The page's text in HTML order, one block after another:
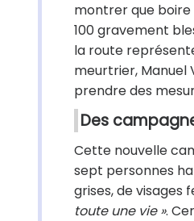
montrer que boire
100 gravement
la route
meurtrier, Manuel
prendre des
Des
Cette nouvelle
sept personnes
grises, de visages
toute une vie ».